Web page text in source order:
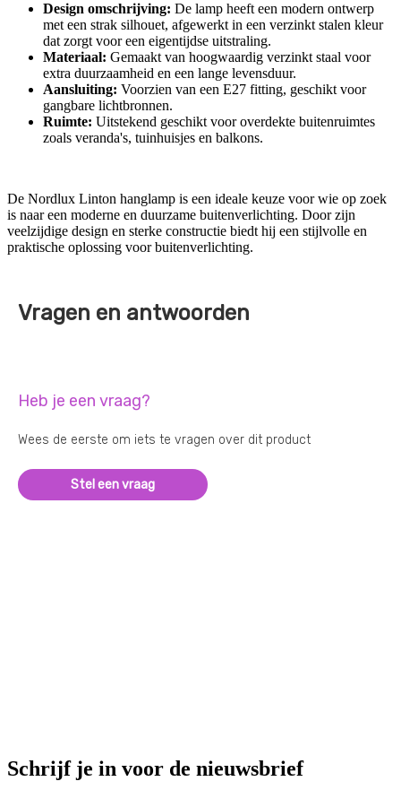
Design omschrijving: De lamp heeft een modern ontwerp
met een strak silhouet, afgewerkt in een verzinkt stalen kleur
dat zorgt voor een eigentijdse uitstraling.
Materiaal: Gemaakt van hoogwaardig verzinkt staal voor
extra duurzaamheid en een lange levensduur.
Aansluiting: Voorzien van een E27 fitting, geschikt voor
gangbare lichtbronnen.
Ruimte: Uitstekend geschikt voor overdekte buitenruimtes
zoals veranda's, tuinhuisjes en balkons.
De Nordlux Linton hanglamp is een ideale keuze voor wie op zoek
is naar een moderne en duurzame buitenverlichting. Door zijn
veelzijdige design en sterke constructie biedt hij een stijlvolle en
praktische oplossing voor buitenverlichting.
Vragen en antwoorden
Heb je een vraag?
Wees de eerste om iets te vragen over dit product
Stel een vraag
Schrijf je in voor de nieuwsbrief